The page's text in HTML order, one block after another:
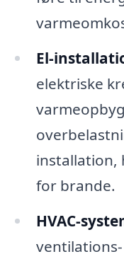
El-
elektriske
installation,
for brande.
HVAC-